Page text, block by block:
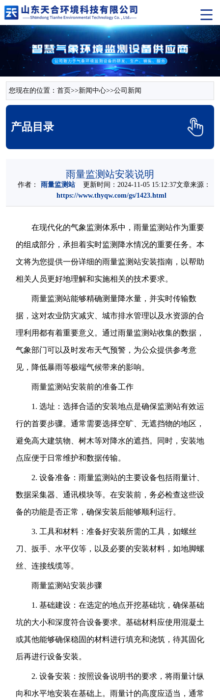
您现在的位置： 首页>>新闻中心>>公司新闻
产品目录
雨量监测站安装说明
作者： 雨量监测站更新时间：2024-11-05 15:12:37文章来源：
https://www.thyqw.com/gs/1423.html
在现代化的气象监测体系中，雨量监测站作为重要
的组成部分，承担着实时监测降水情况的重要任务。本
文将为您提供一份详细的雨量监测站安装指南，以帮助
相关人员更好地理解和实施相关的技术要求。
雨量监测站能够精确测量降水量，并实时传输数
据，这对农业防灾减灾、城市排水管理以及水资源的合
理利用都有着重要意义。通过雨量监测站收集的数据，
气象部门可以及时发布天气预警，为公众提供参考意
见，降低暴雨等极端气候带来的影响。
雨量监测站安装前的准备工作
1. 选址：选择合适的安装地点是确保监测站有效运
行的首要步骤。通常需要选择空旷、无遮挡物的地区，
避免高大建筑物、树木等对降水的遮挡。同时，安装地
点应便于日常维护和数据传输。
2. 设备准备：雨量监测站的主要设备包括雨量计、
数据采集器、通讯模块等。在安装前，务必检查这些设
备的功能是否正常，确保安装后能够顺利运行。
3. 工具和材料：准备好安装所需的工具，如螺丝
刀、扳手、水平仪等，以及必要的安装材料，如地脚螺
丝、连接线缆等。
雨量监测站安装步骤
1. 基础建设：在选定的地点开挖基础坑，确保基础
坑的大小和深度符合设备要求。基础材料应使用混凝土
或其他能够确保稳固的材料进行填充和浇筑，待其固化
后再进行设备安装。
2. 设备安装：按照设备说明书的要求，将雨量计纵
向和水平地安装在基础上。雨量计的高度应适当，通常